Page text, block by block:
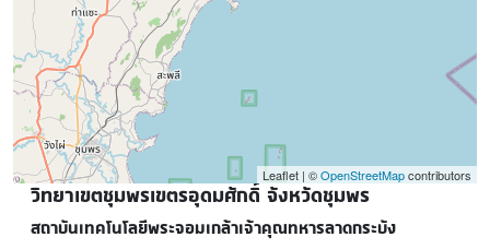
Leaflet | ©OpenStreetMapcontributors
วิทยาเขตชุมพรเขตรอุดมศักดิ์ จังหวัดชุมพร
สถาบันเทคโนโลยีพระจอมเกล้าเจ้าคุณทหารลาดกระบัง